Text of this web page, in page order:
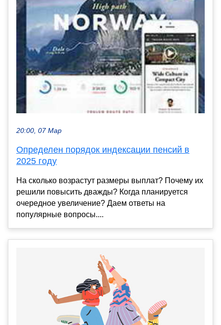
20:00, 07 Мар
Определен порядок индексации пенсий в
2025 году
На сколько возрастут размеры выплат? Почему их
решили повысить дважды? Когда планируется
очередное увеличение? Даем ответы на
популярные вопросы....